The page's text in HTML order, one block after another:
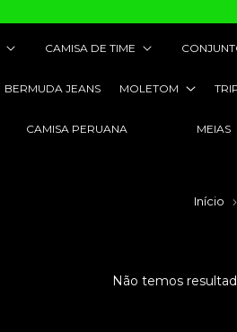
CAMISA DE TIME
BERMUDA JEANS MOLETOM
CAMISA PERUANA MEIAS
Início
Não temos